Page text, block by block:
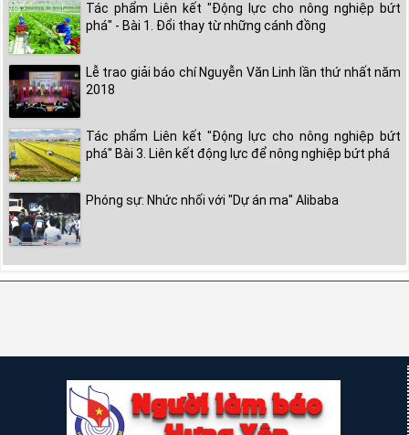
Tác phẩm Liên kết "Động lực cho nông nghiệp bứt
phá" - Bài 1. Đổi thay từ những cánh đồng
Lễ trao giải báo chí Nguyễn Văn Linh lần thứ nhất năm
2018
Tác phẩm Liên kết "Động lực cho nông nghiệp bứt
phá" Bài 3. Liên kết động lực để nông nghiệp bứt phá
Phóng sự: Nhức nhối với "Dự án ma" Alibaba